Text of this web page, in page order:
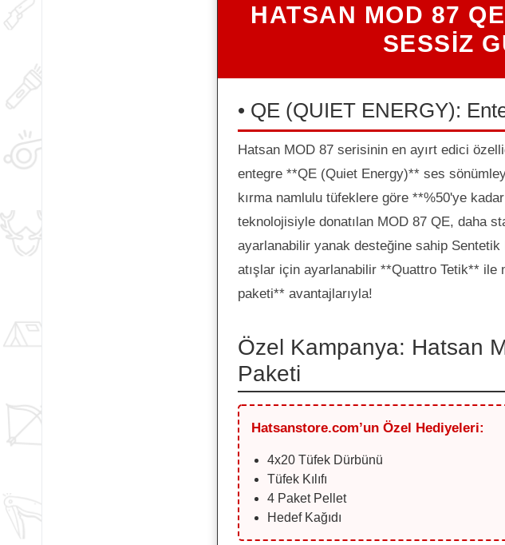
HATSAN MOD 87
SESSİZ
• QE (QUIET ENERGY):
Hatsan MOD 87 serisinin en ayırt edici
entegre **QE (Quiet Energy)** ses
kırma namlulu tüfeklere göre **%50'ye
teknolojisiyle donatılan MOD 87 QE, daha
ayarlanabilir yanak desteğine sahip
atışlar için ayarlanabilir **Quattro Tetik**
paketi** avantajlarıyla!
Özel Kampanya: Hatsan
Paketi
Hatsanstore.com’un Özel Hediyeleri:
4x20 Tüfek Dürbünü
Tüfek Kılıfı
4 Paket Pellet
Hedef Kağıdı